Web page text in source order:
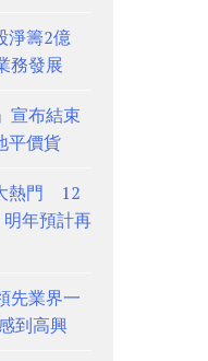
淨籌2億
務發展
宣布結束
平價貨
熱門 12
年預計再
先業界一
到高興